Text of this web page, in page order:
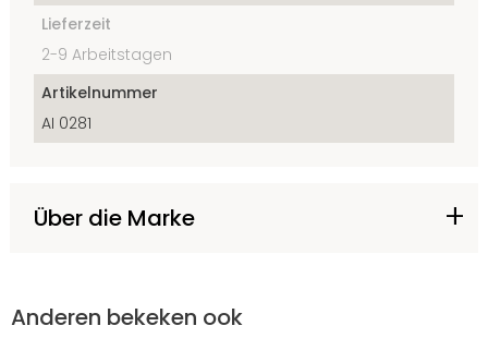
Lieferzeit
2-9 Arbeitstagen
Artikelnummer
AI 0281
Über die Marke
Anderen bekeken ook